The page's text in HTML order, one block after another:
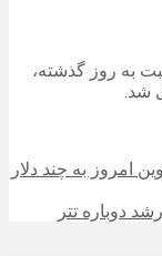
با کاهش 20 دلاری نسبت به روز گذشته،
امروز به چند دلار
دوباره تتر